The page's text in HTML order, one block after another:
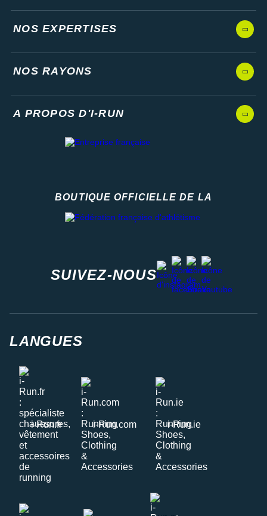
NOS EXPERTISES
NOS RAYONS
A PROPOS D'I-RUN
BOUTIQUE OFFICIELLE DE LA
SUIVEZ-NOUS
instagram
facebook
stravayoutube
LANGUES
i-Run.fr i-Run.com i-Run.ie